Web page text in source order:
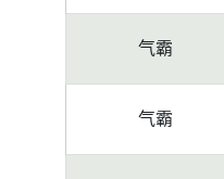
气霸
气霸